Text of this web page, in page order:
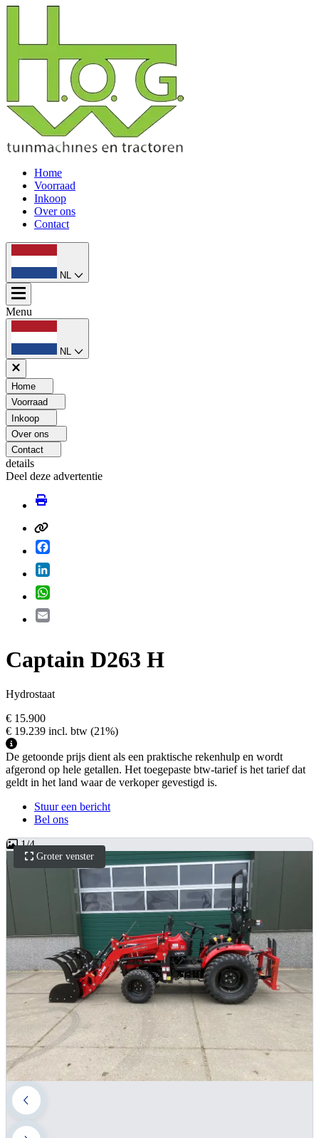
Home
Voorraad
Inkoop
Over ons
Contact
NL
Menu
NL
Home
Voorraad
Inkoop
Over ons
Contact
details
Deel deze advertentie
Captain D263 H
Hydrostaat
€ 15.900
€ 19.239 incl. btw (21%)
De getoonde prijs dient als een praktische rekenhulp en wordt
afgerond op hele getallen. Het toegepaste btw-tarief is het tarief dat
geldt in het land waar de verkoper gevestigd is.
Stuur een bericht
Bel ons
Groter venster
1/4